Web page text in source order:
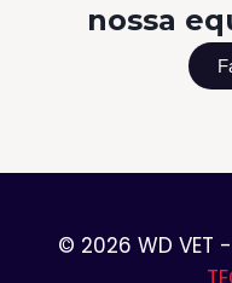
nossa
© 2026 WD VET -